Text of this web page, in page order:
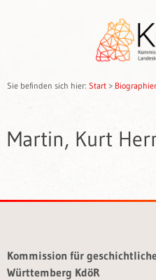
Sie befinden sich hier: Start >
Martin, Kurt
Kommission für
Württemberg KdöR